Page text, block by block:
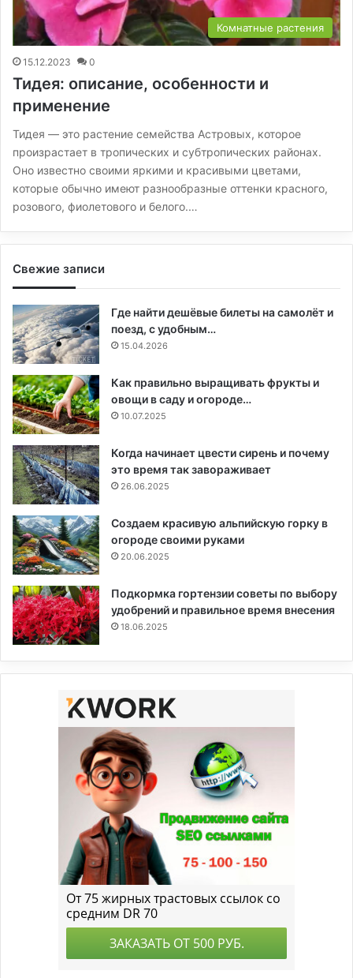
Комнатные растения
15.12.2023 0
Тидея: описание, особенности и
применение
Тидея — это растение семейства Астровых, которое
произрастает в тропических и субтропических районах.
Оно известно своими яркими и красивыми цветами,
которые обычно имеют разнообразные оттенки красного,
розового, фиолетового и белого.…
Свежие записи
Где найти дешёвые билеты на самолёт и
поезд, с удобным…
15.04.2026
Как правильно выращивать фрукты и
овощи в саду и огороде…
10.07.2025
Когда начинает цвести сирень и почему
это время так завораживает
26.06.2025
Создаем красивую альпийскую горку в
огороде своими руками
20.06.2025
Подкормка гортензии советы по выбору
удобрений и правильное время внесения
18.06.2025